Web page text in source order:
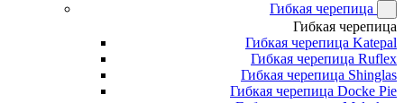
Гибкая черепица
Гибкая черепица
Гибкая черепица Katepal
Гибкая черепица Ruflex
Гибкая черепица Shinglas
Гибкая черепица Docke Pie